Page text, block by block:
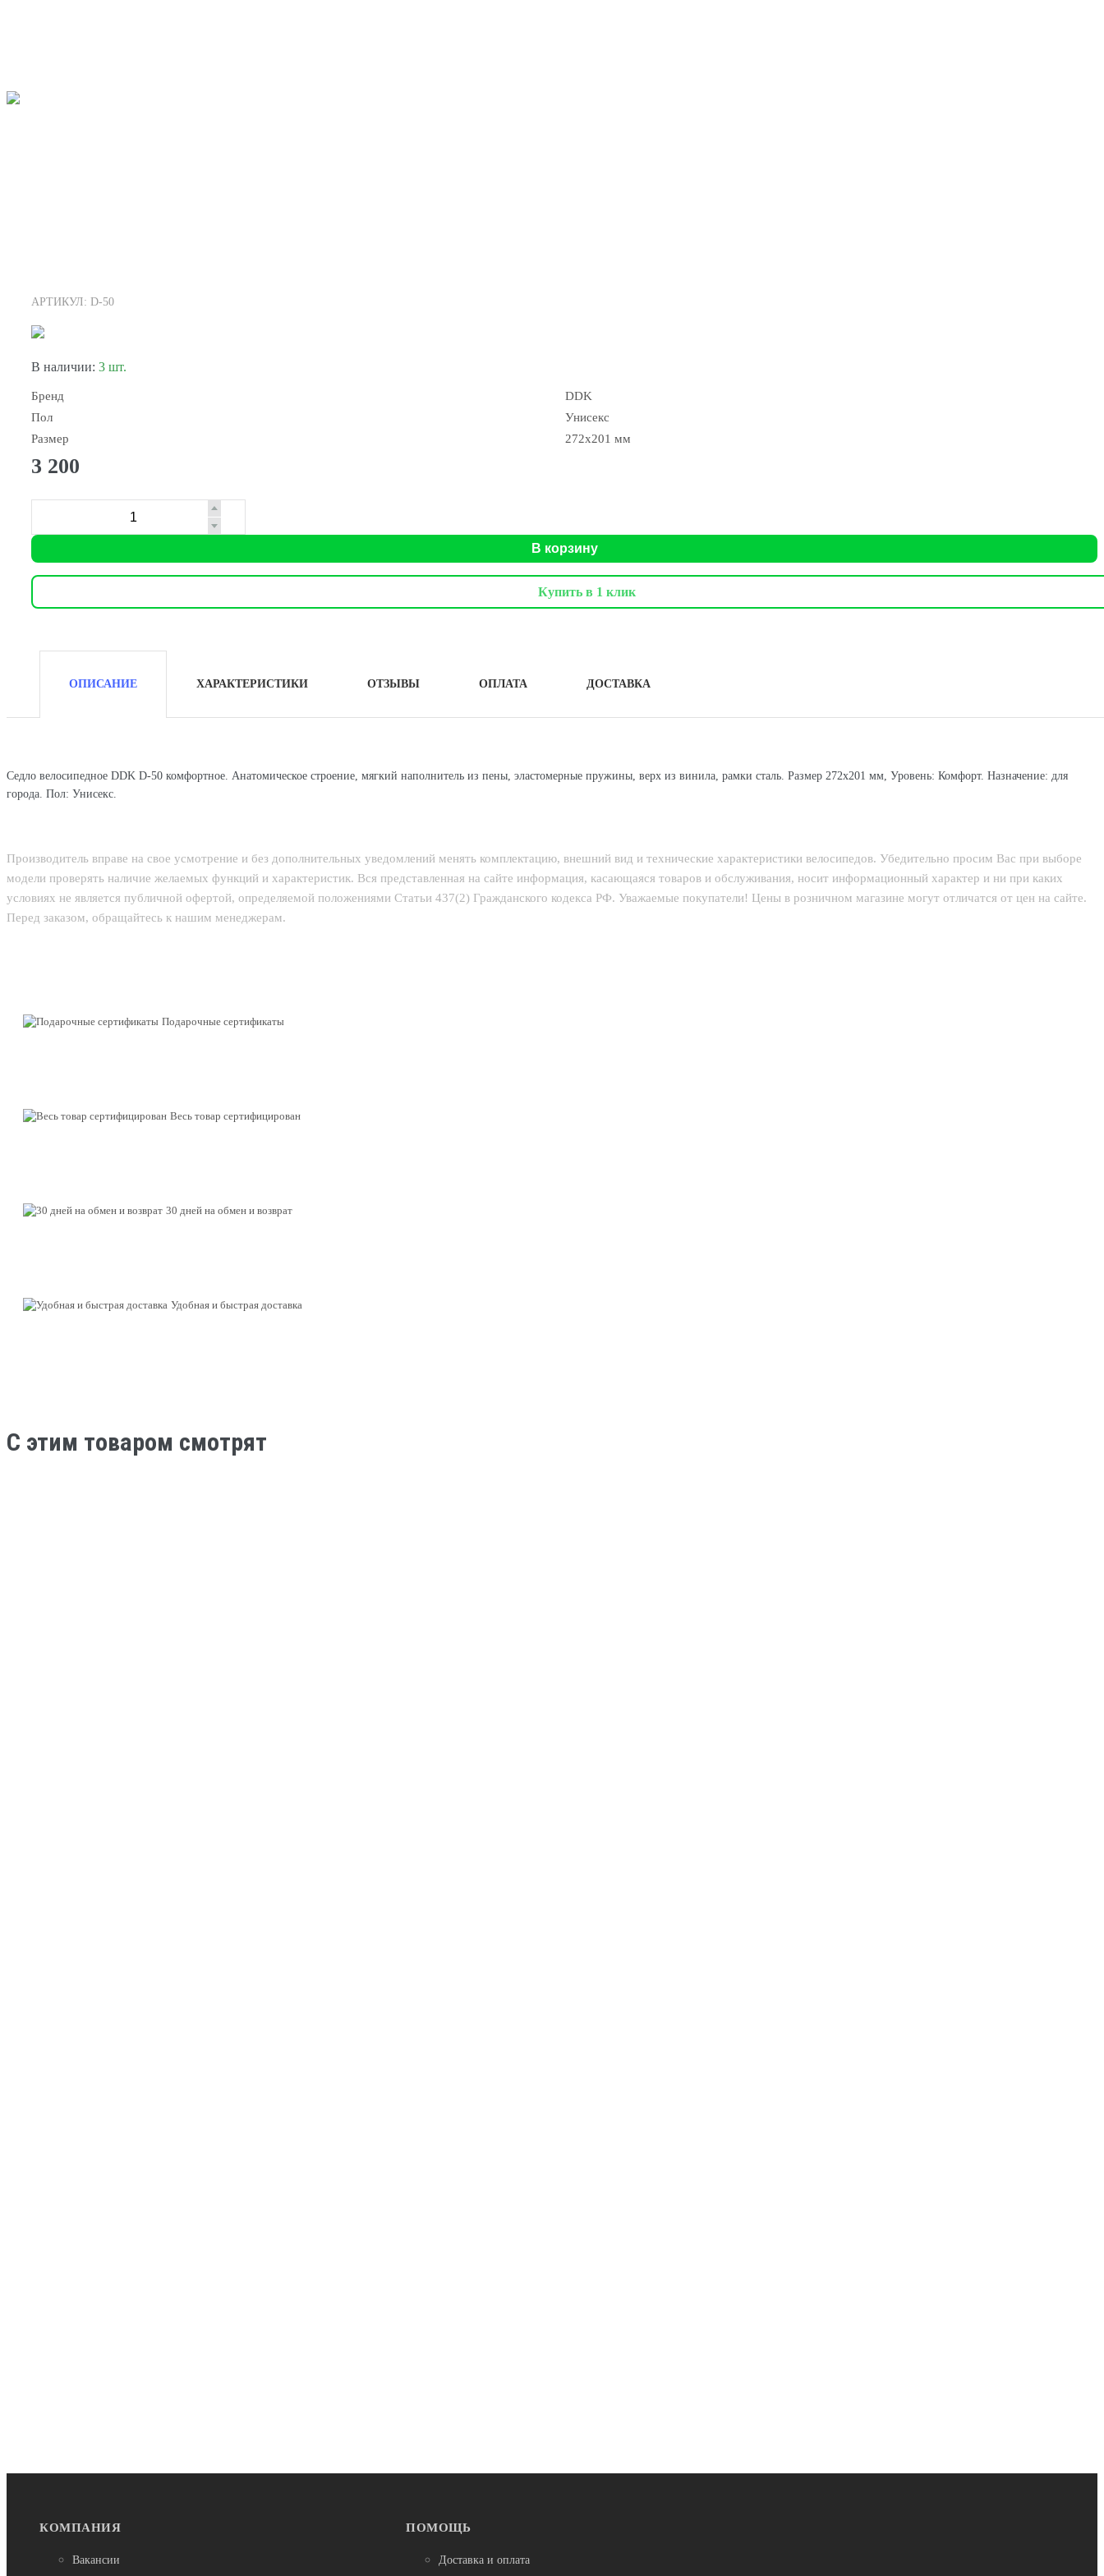
АРТИКУЛ: D-50
В наличии: 3 шт.
Бренд
DDK
Пол
Унисекс
Размер
272x201 мм
3 200
В корзину
Купить в 1 клик
ОПИСАНИЕ ХАРАКТЕРИСТИКИ ОТЗЫВЫ ОПЛАТА ДОСТАВКА
Седло велосипедное DDK D-50 комфортное. Анатомическое строение, мягкий наполнитель из пены, эластомерные пружины, верх из винила, рамки сталь. Размер 272x201 мм, Уровень: Комфорт. Назначение: для
города. Пол: Унисекс.
Производитель вправе на свое усмотрение и без дополнительных уведомлений менять комплектацию, внешний вид и технические характеристики велосипедов. Убедительно просим Вас при выборе
модели проверять наличие желаемых функций и характеристик. Вся представленная на сайте информация, касающаяся товаров и обслуживания, носит информационный характер и ни при каких
условиях не является публичной офертой, определяемой положениями Статьи 437(2) Гражданского кодекса РФ. Уважаемые покупатели! Цены в розничном магазине могут отличатся от цен на сайте.
Перед заказом, обращайтесь к нашим менеджерам.
Подарочные сертификаты
Весь товар сертифицирован
30 дней на обмен и возврат
Удобная и быстрая доставка
C этим товаром смотрят
женское
КОМПАНИЯ
Вакансии
ПОМОЩЬ
Доставка и оплата